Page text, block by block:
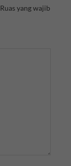
Ruas yang wajib